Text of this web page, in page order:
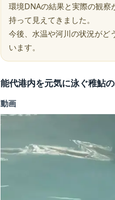
環境DNAの結果と実際の観
持って見えてきました。
今後、水温や河川の状況が
います。
能代港内を元気に泳ぐ稚鮎
動画